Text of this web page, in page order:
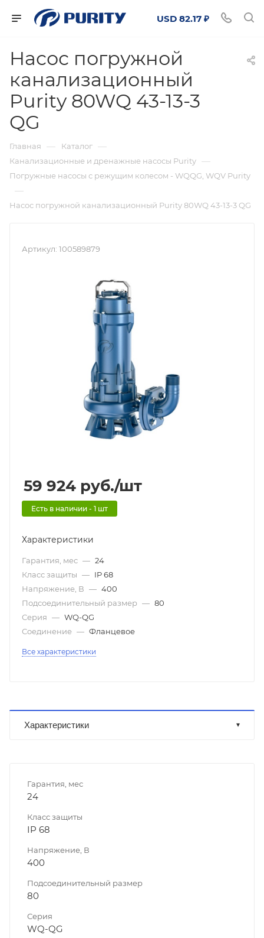
USD 82.17 ₽
Насос погружной
канализационный
Purity 80WQ 43-13-3
QG
Главная — Каталог —
Канализационные и дренажные насосы Purity —
Погружные насосы с режущим колесом - WQQG, WQV Purity
—
Насос погружной канализационный Purity 80WQ 43-13-3 QG
Артикул: 100589879
59 924 руб./шт
Есть в наличии - 1 шт
Характеристики
Гарантия, мес — 24
Класс защиты — IP 68
Напряжение, В — 400
Подсоединительный размер — 80
Серия — WQ-QG
Соединение — Фланцевое
Все характеристики
Характеристики
Гарантия, мес
24
Класс защиты
IP 68
Напряжение, В
400
Подсоединительный размер
80
Серия
WQ-QG